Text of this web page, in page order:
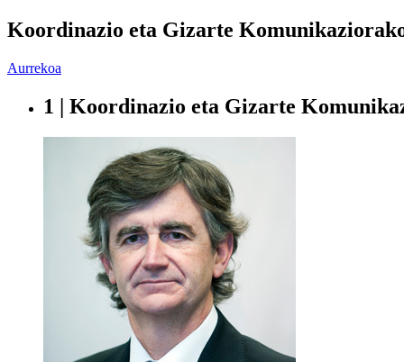
Koordinazio eta Gizarte
Aurrekoa
1 | Koordinazio eta Gizarte